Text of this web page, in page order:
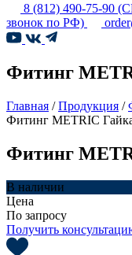
8 (812) 490-75-90
звонок по РФ)
Фитинг
Главная /Продукция /
Фитинг METRIC
Фитинг
В наличии
Цена
По запросу
Получить